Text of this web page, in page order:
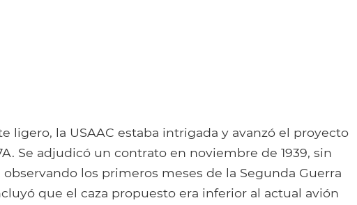
ligero, la USAAC estaba intrigada y avanzó el proyecto
Se adjudicó un contrato en noviembre de 1939, sin
observando los primeros meses de la Segunda Guerra
que el caza propuesto era inferior al actual avión